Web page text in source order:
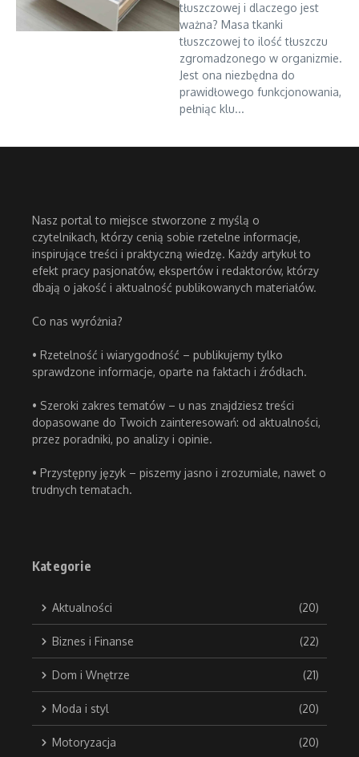
tłuszczowej i dlaczego jest
ważna? Masa tkanki
tłuszczowej to ilość tłuszczu
zgromadzonego w organizmie.
Jest ona niezbędna do
prawidłowego funkcjonowania,
pełniąc klu...
Nasz portal to miejsce stworzone z myślą o
czytelnikach, którzy cenią sobie rzetelne informacje,
inspirujące treści i praktyczną wiedzę. Każdy artykuł to
efekt pracy pasjonatów, ekspertów i redaktorów, którzy
dbają o jakość i aktualność publikowanych materiałów.
Co nas wyróżnia?
• Rzetelność i wiarygodność – publikujemy tylko
sprawdzone informacje, oparte na faktach i źródłach.
• Szeroki zakres tematów – u nas znajdziesz treści
dopasowane do Twoich zainteresowań: od aktualności,
przez poradniki, po analizy i opinie.
• Przystępny język – piszemy jasno i zrozumiale, nawet o
trudnych tematach.
Kategorie
Aktualności (20)
Biznes i Finanse (22)
Dom i Wnętrze (21)
Moda i styl (20)
Motoryzacja (20)